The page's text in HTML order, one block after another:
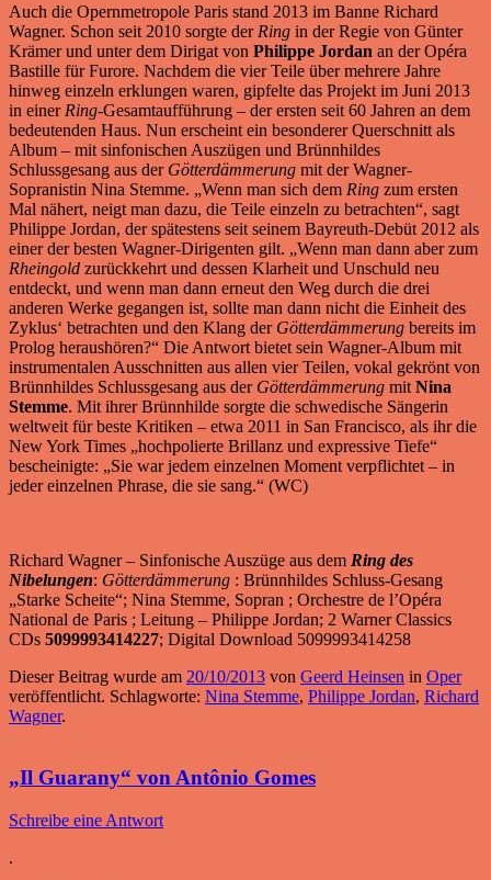
Auch die Opernmetropole Paris stand 2013 im Banne Richard
Wagner. Schon seit 2010 sorgte der Ring in der Regie von Günter
Krämer und unter dem Dirigat von Philippe Jordan an der Opéra
Bastille für Furore. Nachdem die vier Teile über mehrere Jahre
hinweg einzeln erklungen waren, gipfelte das Projekt im Juni 2013
in einer Ring-Gesamtaufführung – der ersten seit 60 Jahren an dem
bedeutenden Haus. Nun erscheint ein besonderer Querschnitt als
Album – mit sinfonischen Auszügen und Brünnhildes
Schlussgesang aus der Götterdämmerung mit der Wagner-
Sopranistin Nina Stemme. „Wenn man sich dem Ring zum ersten
Mal nähert, neigt man dazu, die Teile einzeln zu betrachten“, sagt
Philippe Jordan, der spätestens seit seinem Bayreuth-Debüt 2012 als
einer der besten Wagner-Dirigenten gilt. „Wenn man dann aber zum
Rheingold zurückkehrt und dessen Klarheit und Unschuld neu
entdeckt, und wenn man dann erneut den Weg durch die drei
anderen Werke gegangen ist, sollte man dann nicht die Einheit des
Zyklus‘ betrachten und den Klang der Götterdämmerung bereits im
Prolog heraushören?“ Die Antwort bietet sein Wagner-Album mit
instrumentalen Ausschnitten aus allen vier Teilen, vokal gekrönt von
Brünnhildes Schlussgesang aus der Götterdämmerung mit Nina
Stemme. Mit ihrer Brünnhilde sorgte die schwedische Sängerin
weltweit für beste Kritiken – etwa 2011 in San Francisco, als ihr die
New York Times „hochpolierte Brillanz und expressive Tiefe“
bescheinigte: „Sie war jedem einzelnen Moment verpflichtet – in
jeder einzelnen Phrase, die sie sang.“ (WC)
Richard Wagner – Sinfonische Auszüge aus dem Ring des
Nibelungen: Götterdämmerung : Brünnhildes Schluss-Gesang
„Starke Scheite“; Nina Stemme, Sopran ; Orchestre de l’Opéra
National de Paris ; Leitung – Philippe Jordan; 2 Warner Classics
CDs 5099993414227; Digital Download 5099993414258
Dieser Beitrag wurde am 20/10/2013 von Geerd Heinsen in Oper
veröffentlicht. Schlagworte: Nina Stemme, Philippe Jordan, Richard
Wagner.
„Il Guarany“ von Antônio Gomes
Schreibe eine Antwort
.